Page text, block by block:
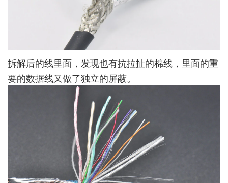
拆解后的线里面，发现也有抗拉扯的棉线，里面的重
要的数据线又做了独立的屏蔽。